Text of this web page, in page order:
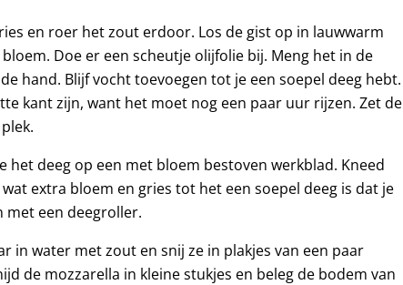
en roer het zout erdoor. Los de gist op in lauwwarm
Doe er een scheutje olijfolie bij. Meng het in de
hand. Blijf vocht toevoegen tot je een soepel deeg hebt.
kant zijn, want het moet nog een paar uur rijzen. Zet de
het deeg op een met bloem bestoven werkblad. Kneed
extra bloem en gries tot het een soepel deeg is dat je
met een deegroller.
in water met zout en snij ze in plakjes van een paar
de mozzarella in kleine stukjes en beleg de bodem van